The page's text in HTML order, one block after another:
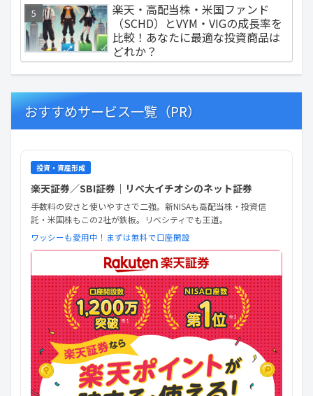
楽天・高配当株・米国ファンド
（SCHD）とVYM・VIGの成長率を
比較！あなたに最適な投資商品は
どれか？
おすすめサービス一覧（PR）
投資・資産形成
楽天証券／SBI証券｜リベ大イチオシのネット証券
手数料の安さと使いやすさで二強。新NISAも高配当株・投資信
託・米国株もこの2社が鉄板。リベシティでも王道。
ワッシーも愛用中！まずは無料で口座開設